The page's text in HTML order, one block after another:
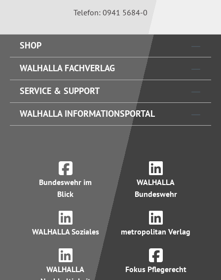
Telefon: 0941 5684-0
SHOP
WALHALLA FACHVERLAG
SERVICE & SUPPORT
WALHALLA INFORMATIONSPORTAL
Bundeswehr im
Blick
WALHALLA
Bundeswehr
WALHALLA Soziales metropolitan Verlag
WALHALLA
Fokus Pflegerecht